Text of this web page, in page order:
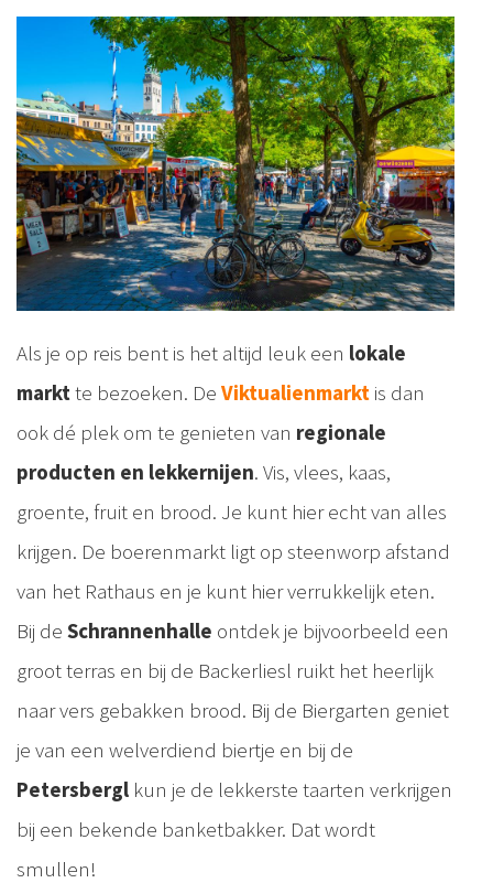
Als je op reis bent is het altijd leuk een lokale
markt te bezoeken. De Viktualienmarkt is dan
ook dé plek om te genieten van regionale
producten en lekkernijen. Vis, vlees, kaas,
groente, fruit en brood. Je kunt hier echt van alles
krijgen. De boerenmarkt ligt op steenworp afstand
van het Rathaus en je kunt hier verrukkelijk eten.
Bij de Schrannenhalle ontdek je bijvoorbeeld een
groot terras en bij de Backerliesl ruikt het heerlijk
naar vers gebakken brood. Bij de Biergarten geniet
je van een welverdiend biertje en bij de
Petersbergl kun je de lekkerste taarten verkrijgen
bij een bekende banketbakker. Dat wordt
smullen!